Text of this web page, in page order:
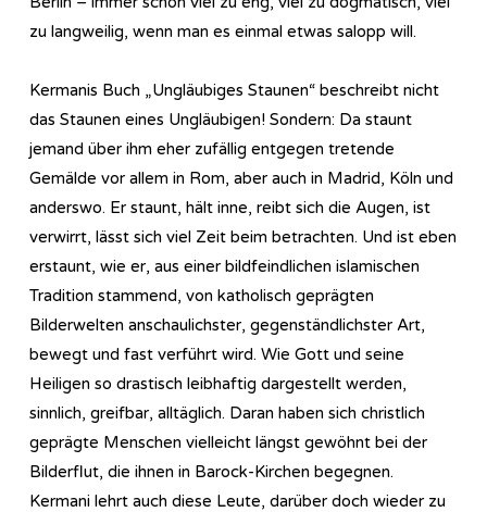
zu langweilig, wenn man es einmal etwas salopp will.
Kermanis Buch „Ungläubiges Staunen“ beschreibt nicht
das Staunen eines Ungläubigen! Sondern: Da staunt
jemand über ihm eher zufällig entgegen tretende
Gemälde vor allem in Rom, aber auch in Madrid, Köln und
anderswo. Er staunt, hält inne, reibt sich die Augen, ist
verwirrt, lässt sich viel Zeit beim betrachten. Und ist eben
erstaunt, wie er, aus einer bildfeindlichen islamischen
Tradition stammend, von katholisch geprägten
Bilderwelten anschaulichster, gegenständlichster Art,
bewegt und fast verführt wird. Wie Gott und seine
Heiligen so drastisch leibhaftig dargestellt werden,
sinnlich, greifbar, alltäglich. Daran haben sich christlich
geprägte Menschen vielleicht längst gewöhnt bei der
Bilderflut, die ihnen in Barock-Kirchen begegnen.
Kermani lehrt auch diese Leute, darüber doch wieder zu